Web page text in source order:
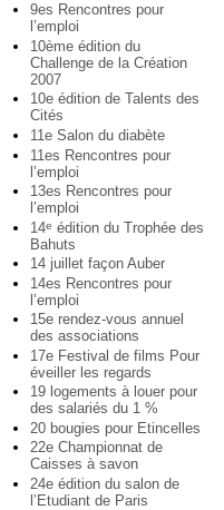
9es Rencontres pour
l’emploi
10ème édition du
Challenge de la Création
2007
10e édition de Talents des
Cités
11e Salon du diabète
11es Rencontres pour
l’emploi
13es Rencontres pour
l’emploi
14e édition du Trophée des
Bahuts
14 juillet façon Auber
14es Rencontres pour
l’emploi
15e rendez-vous annuel
des associations
17e Festival de films Pour
éveiller les regards
19 logements à louer pour
des salariés du 1 %
20 bougies pour Etincelles
22e Championnat de
Caisses à savon
24e édition du salon de
l’Etudiant de Paris